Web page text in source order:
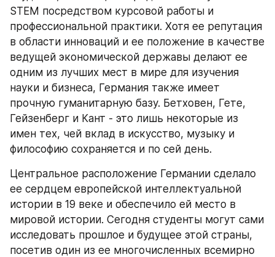
STEM посредством курсовой работы и
профессиональной практики. Хотя ее репутация
в области инноваций и ее положение в качестве
ведущей экономической державы делают ее
одним из лучших мест в мире для изучения
науки и бизнеса, Германия также имеет
прочную гуманитарную базу. Бетховен, Гете,
Гейзенберг и Кант - это лишь некоторые из
имен тех, чей вклад в искусство, музыку и
философию сохраняется и по сей день.
Центральное расположение Германии сделало
ее сердцем европейской интеллектуальной
истории в 19 веке и обеспечило ей место в
мировой истории. Сегодня студенты могут сами
исследовать прошлое и будущее этой страны,
посетив один из ее многочисленных всемирно